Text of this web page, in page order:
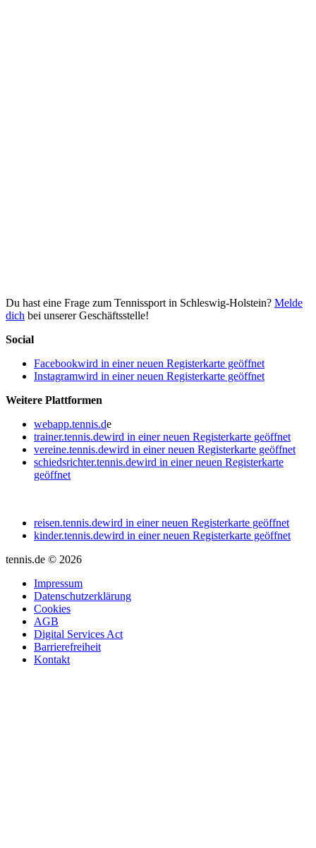
Du hast eine Frage zum Tennissport in Schleswig-Holstein? Melde
dich bei unserer Geschäftsstelle!
Social
Facebookwird in einer neuen Registerkarte geöffnet
Instagramwird in einer neuen Registerkarte geöffnet
Weitere Plattformen
webapp.tennis.de
trainer.tennis.dewird in einer neuen Registerkarte geöffnet
vereine.tennis.dewird in einer neuen Registerkarte geöffnet
schiedsrichter.tennis.dewird in einer neuen Registerkarte
geöffnet
reisen.tennis.dewird in einer neuen Registerkarte geöffnet
kinder.tennis.dewird in einer neuen Registerkarte geöffnet
tennis.de © 2026
Impressum
Datenschutzerklärung
Cookies
AGB
Digital Services Act
Barrierefreiheit
Kontakt